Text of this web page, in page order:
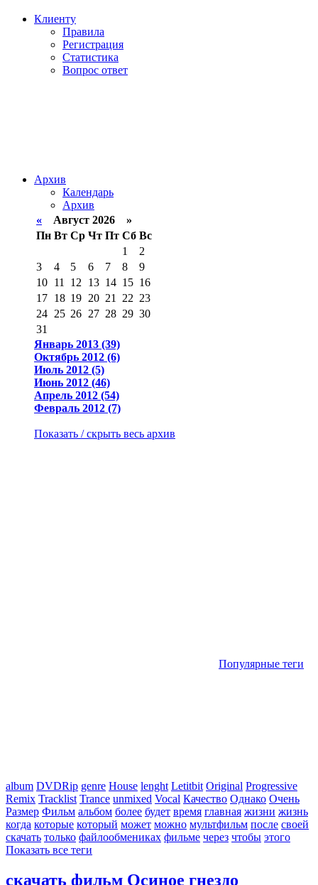
Клиенту
Правила
Регистрация
Статистика
Вопрос ответ
Архив
Календарь
Архив
« Август 2026 »
Пн Вт Ср Чт Пт Сб Вс
1
2
3
4 5 6 7 8
9
10 11 12 13 14 15 16
17 18 19 20 21 22 23
24 25 26 27 28 29 30
31
Январь 2013 (39)
Октябрь 2012 (6)
Июль 2012 (5)
Июнь 2012 (46)
Апрель 2012 (54)
Февраль 2012 (7)
Показать / скрыть весь архив
Популярные теги
album DVDRip genre House lenght Letitbit Original Progressive
Remix Tracklist Trance unmixed Vocal Качество Однако Очень
Размер Фильм альбом более будет время главная жизни жизнь
когда которые который может можно мультфильм после своей
скачать только файлообмениках фильме через чтобы этого
Показать все теги
скачать фильм Осиное гнездо